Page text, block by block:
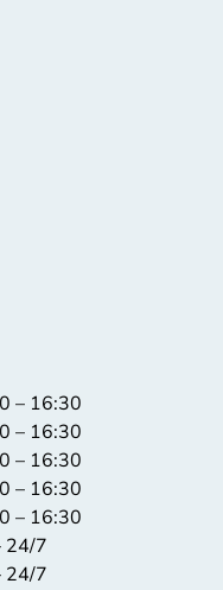
– 16:30
– 16:30
– 16:30
– 16:30
– 16:30
24/7
24/7